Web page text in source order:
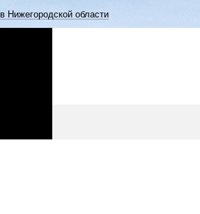
Нижегородской области